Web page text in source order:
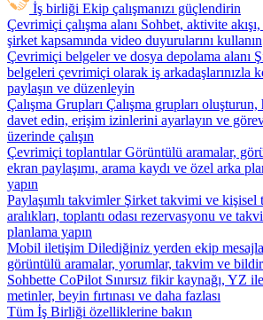
İş birliği Ekip çalışmanızı güçlendirin
Çevrimiçi çalışma alanı Sohbet, aktivite
şirket kapsamında video duyurularını kullanın
Çevrimiçi belgeler ve dosya depolama alanı
belgeleri çevrimiçi olarak iş arkadaşlarınızla
paylaşın ve düzenleyin
Çalışma Grupları Çalışma grupları oluşturun,
davet edin, erişim izinlerini ayarlayın ve
üzerinde çalışın
Çevrimiçi toplantılar Görüntülü aramalar,
ekran paylaşımı, arama kaydı ve özel arka
yapın
Paylaşımlı takvimler Şirket takvimi ve kişisel
aralıkları, toplantı odası rezervasyonu ve
planlama yapın
Mobil iletişim Dilediğiniz yerden ekip
görüntülü aramalar, yorumlar, takvim ve
Sohbette CoPilot Sınırsız fikir kaynağı, YZ
metinler, beyin fırtınası ve daha fazlası
Tüm İş Birliği özelliklerine bakın